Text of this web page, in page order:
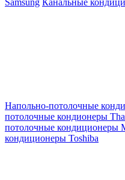
Samsung Канальные
Напольно-потолочные
потолочные кондионеры
потолочные кондиционеры
кондиционеры Toshiba